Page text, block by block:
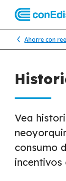
Ahorre con
Vea
consumo
incentivos